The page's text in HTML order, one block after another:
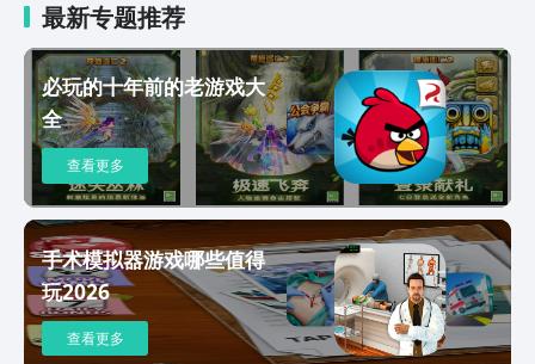
属于自己的奥特曼角色，同时和不同实力的怪兽军团进行
对决，值得一提的是游戏的画面和音效都制作的非常精
良，能够让玩家们体验到不一样的打击感和紧张刺激的对
决。最后再说一下这款游戏的操作机制，不要看基础操作
非常简单，但是想要玩得厉害也是需要苦练一番的，这款
游戏需要玩家们操作不一样的按键来进行连招，只有熟练
操作并融入自己的理解才有可能更迅速地打败对手，除了
独特的动作机制之外，玩家们还可以在战斗中使出追击
技、呼出技、援助技、合体技等衍生技能，不过这就需要
更高的熟练度和理解程度了。这款游戏的制作精良，玩家
们问奥特曼超时空英雄怎么下载，只需要提前在豌豆荚游
戏预约好，等上线后就可以直接下载进行游玩了，相较于
其他的动作游戏来说，这款游戏以经典ip为背景设计，能
够让玩家们在回顾经典的同时体验到它不一样的乐趣。
最新专题推荐
必玩的十年前的老游戏大
全
查看更多
手术模拟器游戏哪些值得
玩2026
查看更多